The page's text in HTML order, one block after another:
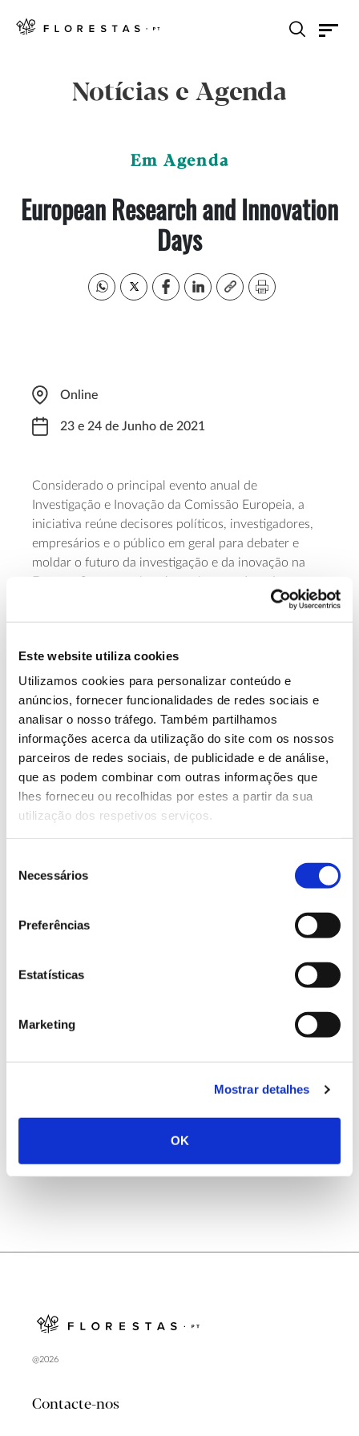
Este website utiliza cookies
Utilizamos cookies para personalizar conteúdo e
anúncios, fornecer funcionalidades de redes sociais e
analisar o nosso tráfego. Também partilhamos
informações acerca da utilização do site com os nossos
parceiros de redes sociais, de publicidade e de análise,
que as podem combinar com outras informações que
lhes forneceu ou recolhidas por estes a partir da sua
utilização dos respetivos serviços.
Necessários
Preferências
Estatísticas
Marketing
Mostrar detalhes
OK
Notícias e Agenda
Em Agenda
European Research and Innovation
Days
Online
23 e 24 de Junho de 2021
Considerado o principal evento anual de
Investigação e Inovação da Comissão Europeia, a
iniciativa reúne decisores políticos, investigadores,
empresários e o público em geral para debater e
moldar o futuro da investigação e da inovação na
Europa. O evento virtual consiste em duas áreas
principais: a área de eventos (que contempla sessões
ao vivo, workshops, o Horizon Village, o Networking
apresentados mais de 100 projetos de investigação e
inovação.
Saiba mais sobre os European Research
and Innovation Days
13.07.2026
Genoma do priolo e de outras espécies em risco:
02.07.2026
Registar galhas de Trichi em acácia-das-espigas:
cidadãos chamados a ajudar
no verão 2026
@2026
Contacte-nos